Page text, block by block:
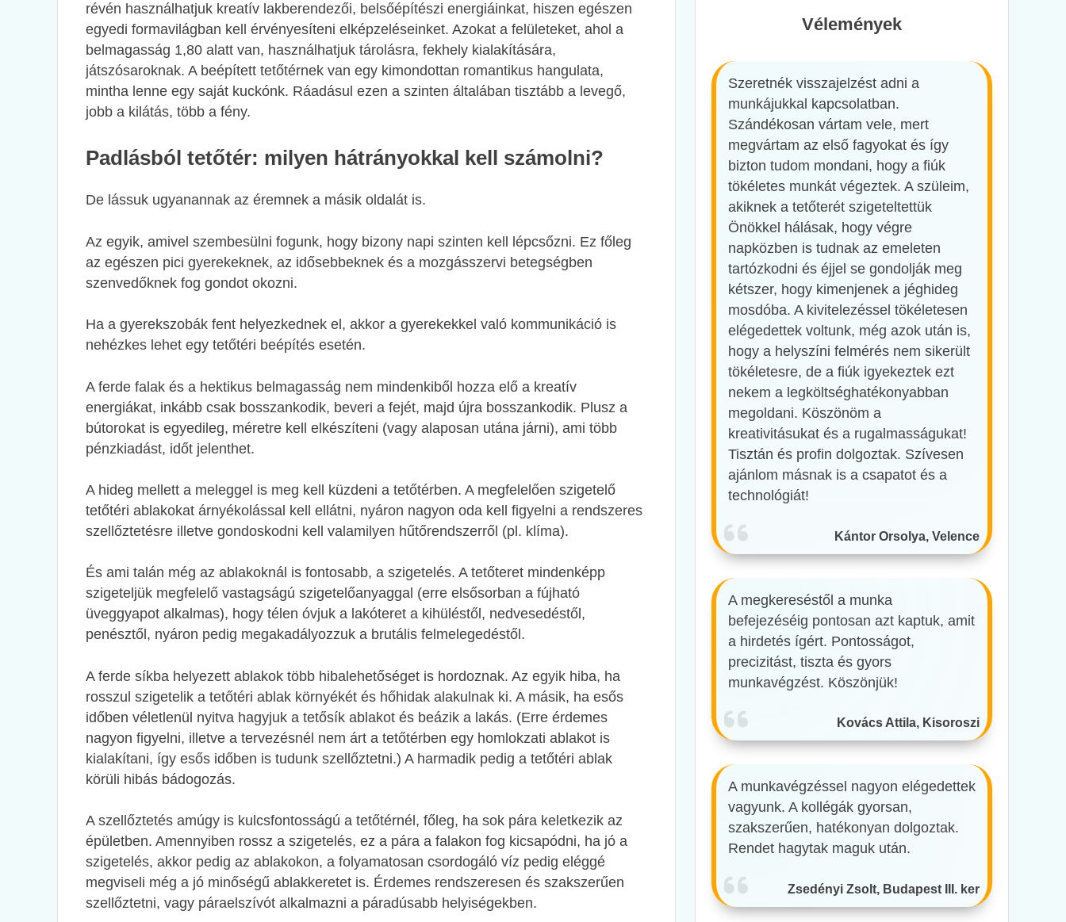
révén használhatjuk kreatív lakberendezői, belsőépítészi energiáinkat, hiszen egészen
egyedi formavilágban kell érvényesíteni elképzeléseinket. Azokat a felületeket, ahol a
belmagasság 1,80 alatt van, használhatjuk tárolásra, fekhely kialakítására,
játszósaroknak. A beépített tetőtérnek van egy kimondottan romantikus hangulata,
mintha lenne egy saját kuckónk. Ráadásul ezen a szinten általában tisztább a levegő,
jobb a kilátás, több a fény.
Padlásból tetőtér: milyen hátrányokkal kell számolni?
De lássuk ugyanannak az éremnek a másik oldalát is.
Az egyik, amivel szembesülni fogunk, hogy bizony napi szinten kell lépcsőzni. Ez főleg
az egészen pici gyerekeknek, az idősebbeknek és a mozgásszervi betegségben
szenvedőknek fog gondot okozni.
Ha a gyerekszobák fent helyezkednek el, akkor a gyerekekkel való kommunikáció is
nehézkes lehet egy tetőtéri beépítés esetén.
A ferde falak és a hektikus belmagasság nem mindenkiből hozza elő a kreatív
energiákat, inkább csak bosszankodik, beveri a fejét, majd újra bosszankodik. Plusz a
bútorokat is egyedileg, méretre kell elkészíteni (vagy alaposan utána járni), ami több
pénzkiadást, időt jelenthet.
A hideg mellett a meleggel is meg kell küzdeni a tetőtérben. A megfelelően szigetelő
tetőtéri ablakokat árnyékolással kell ellátni, nyáron nagyon oda kell figyelni a rendszeres
szellőztetésre illetve gondoskodni kell valamilyen hűtőrendszerről (pl. klíma).
És ami talán még az ablakoknál is fontosabb, a szigetelés. A tetőteret mindenképp
szigeteljük megfelelő vastagságú szigetelőanyaggal (erre elsősorban a fújható
üveggyapot alkalmas), hogy télen óvjuk a lakóteret a kihüléstől, nedvesedéstől,
penésztől, nyáron pedig megakadályozzuk a brutális felmelegedéstől.
A ferde síkba helyezett ablakok több hibalehetőséget is hordoznak. Az egyik hiba, ha
rosszul szigetelik a tetőtéri ablak környékét és hőhidak alakulnak ki. A másik, ha esős
időben véletlenül nyitva hagyjuk a tetősík ablakot és beázik a lakás. (Erre érdemes
nagyon figyelni, illetve a tervezésnél nem árt a tetőtérben egy homlokzati ablakot is
kialakítani, így esős időben is tudunk szellőztetni.) A harmadik pedig a tetőtéri ablak
körüli hibás bádogozás.
A szellőztetés amúgy is kulcsfontosságú a tetőtérnél, főleg, ha sok pára keletkezik az
épületben. Amennyiben rossz a szigetelés, ez a pára a falakon fog kicsapódni, ha jó a
szigetelés, akkor pedig az ablakokon, a folyamatosan csordogáló víz pedig eléggé
megviseli még a jó minőségű ablakkeretet is. Érdemes rendszeresen és szakszerűen
szellőztetni, vagy páraelszívót alkalmazni a páradúsabb helyiségekben.
Vélemények
Szeretnék visszajelzést adni a
munkájukkal kapcsolatban.
Szándékosan vártam vele, mert
megvártam az első fagyokat és így
bizton tudom mondani, hogy a fiúk
tökéletes munkát végeztek. A szüleim,
akiknek a tetőterét szigeteltettük
Önökkel hálásak, hogy végre
napközben is tudnak az emeleten
tartózkodni és éjjel se gondolják meg
kétszer, hogy kimenjenek a jéghideg
mosdóba. A kivitelezéssel tökéletesen
elégedettek voltunk, még azok után is,
hogy a helyszíni felmérés nem sikerült
tökéletesre, de a fiúk igyekeztek ezt
nekem a legköltséghatékonyabban
megoldani. Köszönöm a
kreativitásukat és a rugalmasságukat!
Tisztán és profin dolgoztak. Szívesen
ajánlom másnak is a csapatot és a
technológiát!
Kántor Orsolya, Velence
A megkereséstől a munka
befejezéséig pontosan azt kaptuk, amit
a hirdetés ígért. Pontosságot,
precizitást, tiszta és gyors
munkavégzést. Köszönjük!
Kovács Attila, Kisoroszi
A munkavégzéssel nagyon elégedettek
vagyunk. A kollégák gyorsan,
szakszerűen, hatékonyan dolgoztak.
Rendet hagytak maguk után.
Zsedényi Zsolt, Budapest III. ker